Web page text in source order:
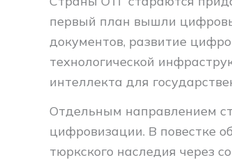
первый план вышли
документов, развитие
технологической
интеллекта для
Отдельным направлением
цифровизации. В повестке
тюркского наследия через